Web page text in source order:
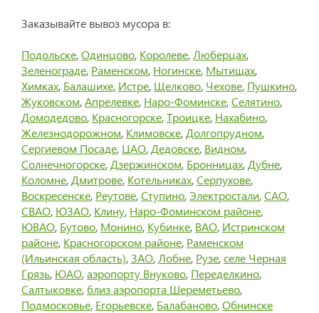
Заказывайте вывоз мусора в:
Подольске,Одинцово, Королеве, Люберцах,
Зеленограде, Раменском, Ногинске, Мытищах,
Химках, Балашихе, Истре, Щелково, Чехове, Пушкино,
Жуковском,Апрелевке, Наро-Фоминске,Селятино,
Домодедово, Красногорске,Троицке, Нахабино,
Железнодорожном, Климовске, Долгопрудном,
Сергиевом Посаде, ЦАО, Дедовске, Видном,
Солнечногорске, Дзержинском, Бронницах, Дубне,
Коломне, Дмитрове, Котельниках,Серпухове,
Воскресенске, Реутове,Ступино,Электростали,САО,
СВАО, ЮЗАО, Клину, Наро-Фоминском районе,
ЮВАО, Бутово, Монино, Кубинке, ВАО, Истринском
районе, Красногорском районе, Раменском
(Ильинская область),ЗАО, Лобне, Рузе,селе Черная
Грязь, ЮАО,аэропорту Внуково, Переделкино,
Салтыковке, близ аэропорта Шереметьево,
Подмосковье, Егорьевске, Балабаново,Обнинске